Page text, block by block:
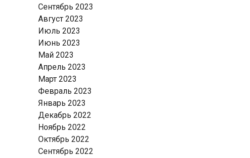
Сентябрь 2023
Август 2023
Июль 2023
Июнь 2023
Май 2023
Апрель 2023
Март 2023
Февраль 2023
Январь 2023
Декабрь 2022
Ноябрь 2022
Октябрь 2022
Сентябрь 2022